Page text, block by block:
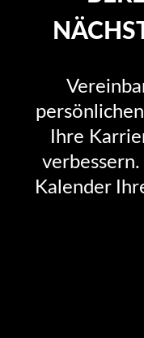
Ihre
Kalender